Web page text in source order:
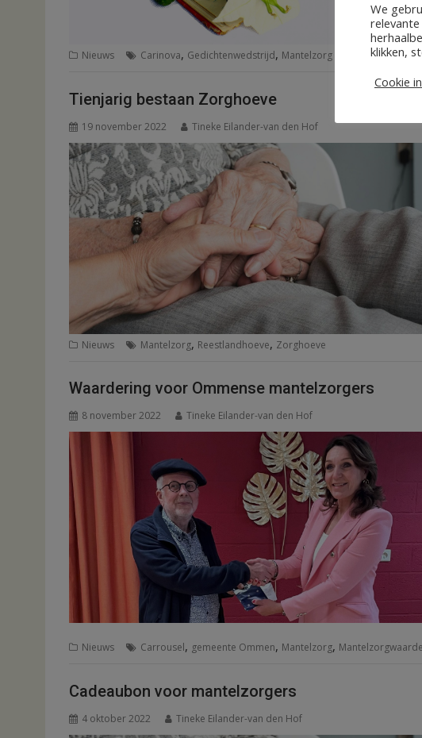
Nieuws Carinova, Gedichtenwedstrijd, Mantelzorg
Tienjarig bestaan Zorghoeve
19 november 2022 Tineke Eilander-van den Hof
Nieuws Mantelzorg, Reestlandhoeve, Zorghoeve
Waardering voor Ommense mantelzorgers
8 november 2022 Tineke Eilander-van den Hof
Nieuws Carrousel, gemeente Ommen, Mantelzorg,
Cadeaubon voor mantelzorgers
4 oktober 2022 Tineke Eilander-van den Hof
We
klikken,
Cookie